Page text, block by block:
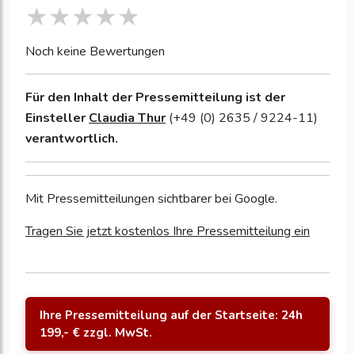
Noch keine Bewertungen
Für den Inhalt der Pressemitteilung ist der
Einsteller Claudia Thur (+49 (0) 2635 / 9224-11)
verantwortlich.
Mit Pressemitteilungen sichtbarer bei Google.
Tragen Sie jetzt kostenlos Ihre Pressemitteilung ein
Ihre Pressemitteilung auf der Startseite: 24h
199,- € zzgl. MwSt.